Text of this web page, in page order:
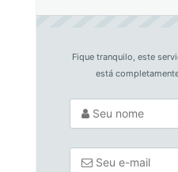
Fique tranquilo, este
está